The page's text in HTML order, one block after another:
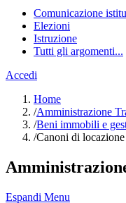
Comunicazione
Elezioni
Istruzione
Tutti gli argomenti...
Accedi
Home
/Amministrazione
/Beni immobili e
/Canoni di
Espandi Menu